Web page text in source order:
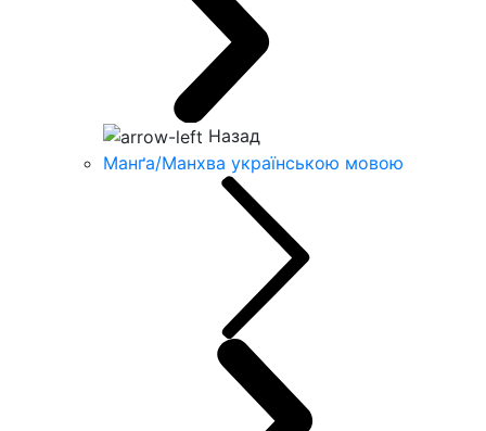
Назад
Манґа/Манхва українською мовою